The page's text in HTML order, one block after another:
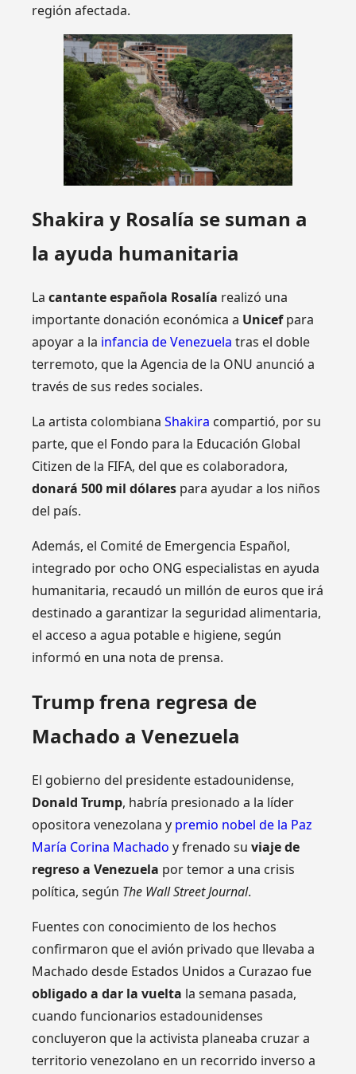
región afectada.
Shakira y Rosalía se suman a
la ayuda humanitaria
Lacantante española Rosalía realizó una
importante donación económica a Unicefpara
apoyar a la infancia de Venezuela tras el doble
terremoto, que la Agencia de la ONU anunció a
través de sus redes sociales.
La artista colombianaShakira compartió, por su
parte, que el Fondo para la Educación Global
Citizen de la FIFA, del que es colaboradora,
donará 500 mil dólares para ayudar a los niños
del país.
Además, el Comité de Emergencia Español,
integrado por ocho ONG especialistas en ayuda
humanitaria, recaudó un millón de euros que irá
destinado a garantizar la seguridad alimentaria,
el acceso a agua potable e higiene, según
informó en una nota de prensa.
Trump frena regresa de
Machado a Venezuela
El gobierno del presidente estadounidense,
Donald Trump, habría presionado a la líder
opositora venezolana y premio nobel de la Paz
María Corina Machado y frenado su viaje de
regreso a Venezuela por temor a una crisis
política, según The Wall Street Journal.
Fuentes con conocimiento de los hechos
confirmaron que el avión privado que llevaba a
Machado desde Estados Unidos a Curazao fue
obligado a dar la vuelta la semana pasada,
cuando funcionarios estadounidenses
concluyeron que la activista planeaba cruzar a
territorio venezolano en un recorrido inverso a